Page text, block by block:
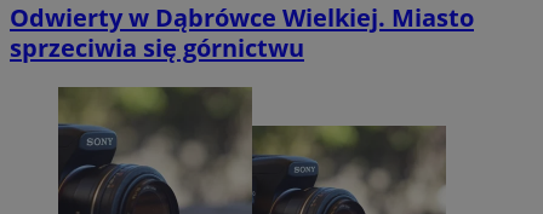
Odwierty w Dąbrówce Wielkiej. Miasto
sprzeciwia się górnictwu